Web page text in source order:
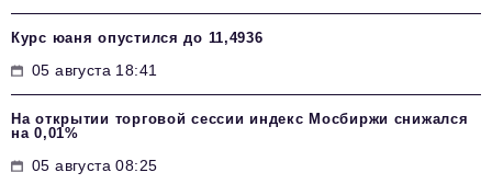
Курс юаня опустился до 11,4936
05 августа 18:41
На открытии торговой сессии индекс Мосбиржи снижался
на 0,01%
05 августа 08:25